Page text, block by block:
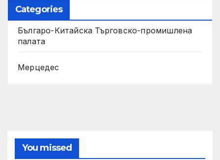
Categories
Българо-Китайска Търговско-промишлена
палaта
Мерцедес
You missed